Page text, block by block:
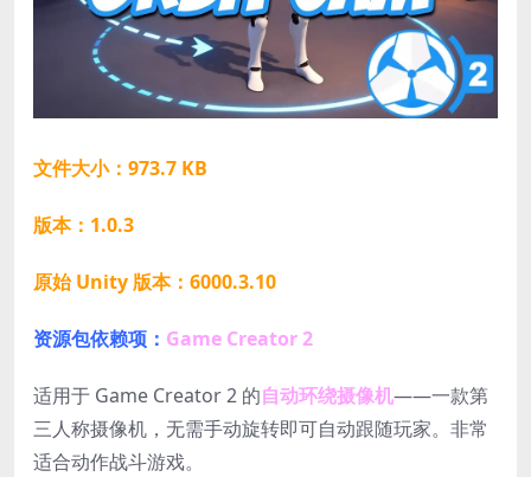
文件大小：973.7 KB
版本：1.0.3
原始 Unity 版本：6000.3.10
资源包依赖项： Game Creator 2
适用于 Game Creator 2 的自动环绕摄像机——一款第
三人称摄像机，无需手动旋转即可自动跟随玩家。非常
适合动作战斗游戏。